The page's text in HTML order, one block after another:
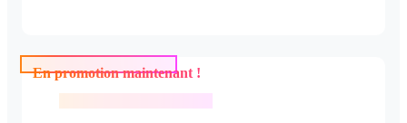
En promotion maintenant !